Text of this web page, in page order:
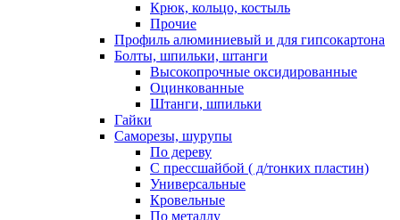
Крюк, кольцо, костыль
Прочие
Профиль алюминиевый и для гипсокартона
Болты, шпильки, штанги
Высокопрочные оксидированные
Оцинкованные
Штанги, шпильки
Гайки
Саморезы, шурупы
По дереву
С прессшайбой ( д/тонких пластин)
Универсальные
Кровельные
По металлу